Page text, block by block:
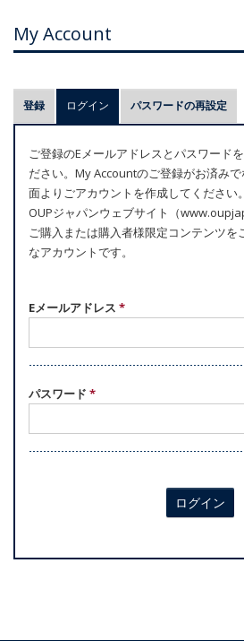
My Account
プ
ラ
マ
リ
ー
タ
ブ
登録 ログイン (アクティブなタブ)
パスワードの再設定
ご登録のEメールアドレスとパスワード
ださい。My Accountのご登録がお済み
面よりごアカウントを作成してください
OUPジャパンウェブサイト（
ご購入または購入者様限定コンテンツを
なアカウントです。
Eメールアドレス *
パスワード *
ログイン